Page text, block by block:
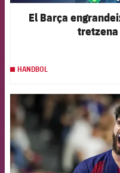
El Barça
tretzena
HANDBOL